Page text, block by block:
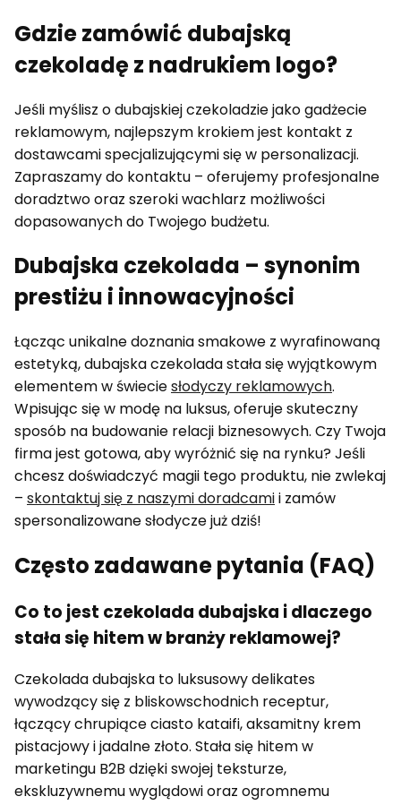
Gdzie zamówić dubajską
czekoladę z nadrukiem logo?
Jeśli myślisz o dubajskiej czekoladzie jako gadżecie
reklamowym, najlepszym krokiem jest kontakt z
dostawcami specjalizującymi się w personalizacji.
Zapraszamy do kontaktu – oferujemy profesjonalne
doradztwo oraz szeroki wachlarz możliwości
dopasowanych do Twojego budżetu.
Dubajska czekolada – synonim
prestiżu i innowacyjności
Łącząc unikalne doznania smakowe z wyrafinowaną
estetyką, dubajska czekolada stała się wyjątkowym
elementem w świeciesłodyczy reklamowych.
Wpisując się w modę na luksus, oferuje skuteczny
sposób na budowanie relacji biznesowych. Czy Twoja
firma jest gotowa, aby wyróżnić się na rynku? Jeśli
chcesz doświadczyć magii tego produktu, nie zwlekaj
– skontaktuj się z naszymi doradcamii zamów
spersonalizowane słodycze już dziś!
Często zadawane pytania (FAQ)
Co to jest czekolada dubajska i dlaczego
stała się hitem w branży reklamowej?
Czekolada dubajska to luksusowy delikates
wywodzący się z bliskowschodnich receptur,
łączący chrupiące ciasto kataifi, aksamitny krem
pistacjowy i jadalne złoto. Stała się hitem w
marketingu B2B dzięki swojej teksturze,
ekskluzywnemu wyglądowi oraz ogromnemu